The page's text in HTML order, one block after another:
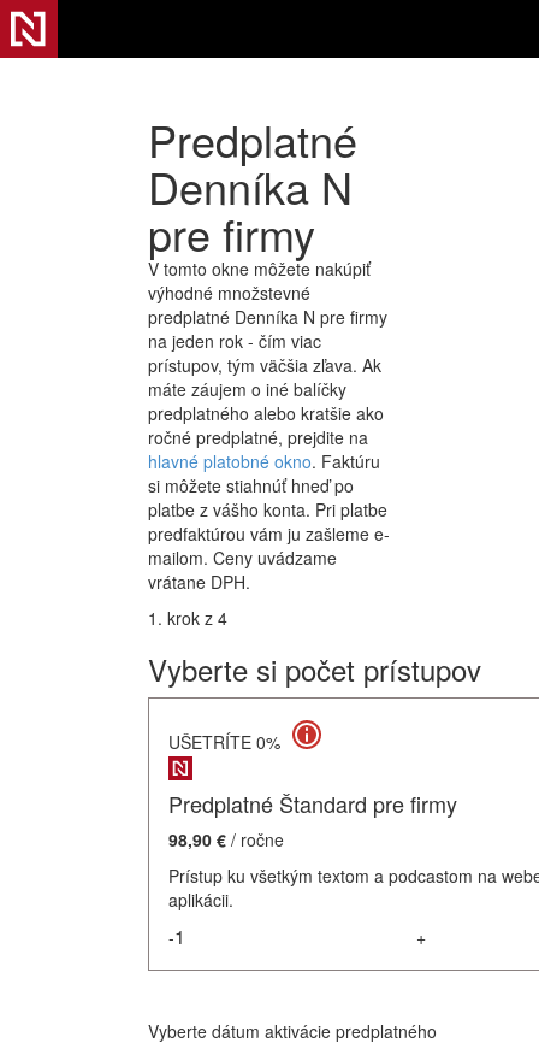
Predplatné
Denníka N
pre firmy
V tomto okne môžete nakúpiť
výhodné množstevné
predplatné Denníka N pre firmy
na jeden rok - čím viac
prístupov, tým väčšia zľava. Ak
máte záujem o iné balíčky
predplatného alebo kratšie ako
ročné predplatné, prejdite na
hlavné platobné okno. Faktúru
si môžete stiahnúť hneď po
platbe z vášho konta. Pri platbe
predfaktúrou vám ju zašleme e-
mailom. Ceny uvádzame
vrátane DPH.
1. krok z 4
Vyberte si počet prístupov
UŠETRÍTE 0%
Predplatné Štandard pre firmy
98,90 € / ročne
Prístup ku všetkým textom a podcastom na
aplikácii.
-
+
Vyberte dátum aktivácie predplatného